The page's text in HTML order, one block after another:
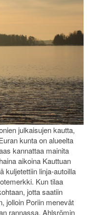
julkaisujen kautta,
kunta on alueelta
kannattaa mainita
aikoina Kauttuan
kuljetettiin linja-autoilla
Kun tilaa
jotta saatiin
jolloin Poriin menevät
rannassa. Ahlsrömin